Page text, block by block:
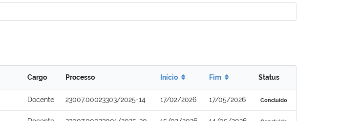
Cargo Processo Início Fim Status
Docente 23007.00023303/2025-14 17/02/2026 17/05/2026 Concluído